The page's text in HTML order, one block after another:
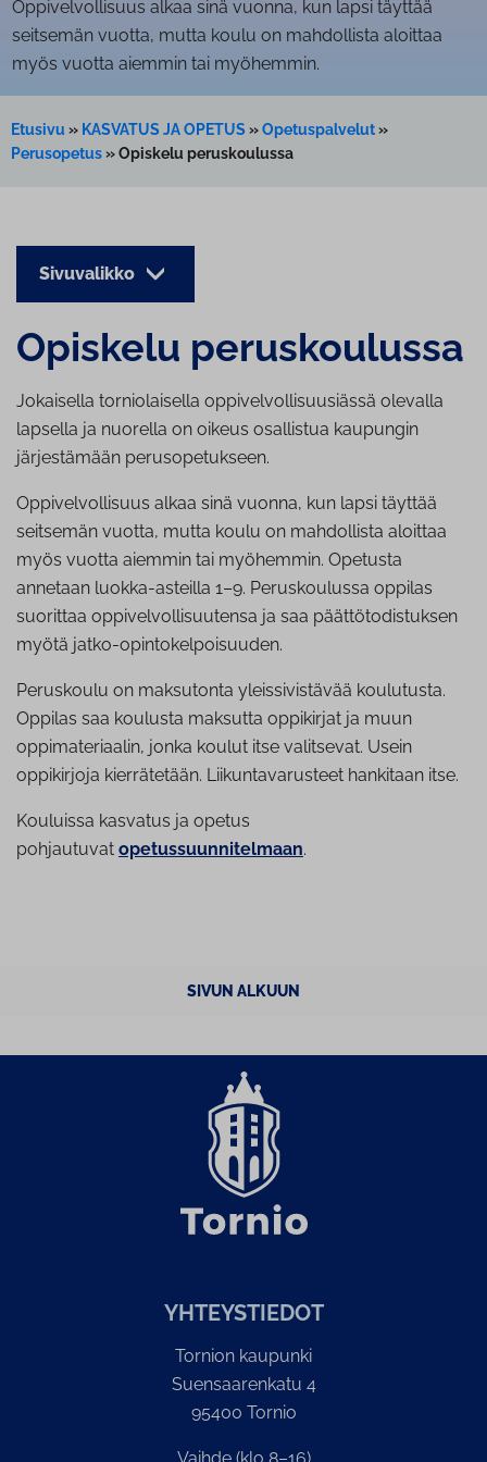
Oppivelvollisuus alkaa sinä vuonna, kun lapsi täyttää
seitsemän vuotta, mutta koulu on mahdollista aloittaa
myös vuotta aiemmin tai myöhemmin.
Etusivu » KASVATUS JA OPETUS »Opetuspalvelut»
Perusopetus»Opiskelu peruskoulussa
Sivuvalikko
Opiskelu pe­rus­kou­lus­sa
Jokaisella torniolaisella oppivelvollisuusiässä olevalla
lapsella ja nuorella on oikeus osallistua kaupungin
järjestämään perusopetukseen.
Oppivelvollisuus alkaa sinä vuonna, kun lapsi täyttää
seitsemän vuotta, mutta koulu on mahdollista aloittaa
myös vuotta aiemmin tai myöhemmin. Opetusta
annetaan luokka-asteilla 1–9. Peruskoulussa oppilas
suorittaa oppivelvollisuutensa ja saa päättötodistuksen
myötä jatko-opintokelpoisuuden.
Peruskoulu on maksutonta yleissivistävää koulutusta.
Oppilas saa koulusta maksutta oppikirjat ja muun
oppimateriaalin, jonka koulut itse valitsevat. Usein
oppikirjoja kierrätetään. Liikuntavarusteet hankitaan itse.
Kouluissa kasvatus ja opetus
pohjautuvat opetussuunnitelmaan.
SIVUN ALKUUN
YH­TEYS­TIE­DOT
Tornion kaupunki
Suensaarenkatu 4
95400 Tornio